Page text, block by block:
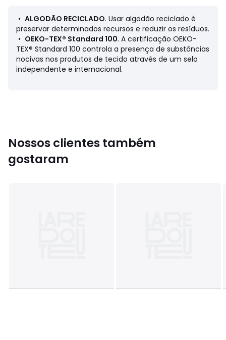
• Às riscas
• Cós elástico
• Em moletão leve
Composição e cuidados
• 75% algodão, 25% poliéster
Ficha de produto relativa às qualidades e
• ALGODÃO RECICLADO. Usar algodão reciclado é
preservar determinados recursos e reduzir os resíduos.
• OEKO-TEX® Standard 100. A certificação OEKO-
TEX® Standard 100 controla a presença de substâncias
nocivas nos produtos de tecido através de um selo
independente e internacional.
Nossos clientes também
gostaram